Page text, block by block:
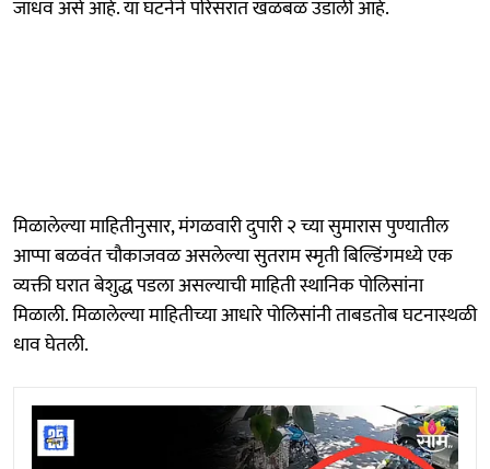
जाधव असे आहे. या घटनेने परिसरात खळबळ उडाली आहे.
मिळालेल्या माहितीनुसार, मंगळवारी दुपारी २ च्या सुमारास पुण्यातील
आप्पा बळवंत चौकाजवळ असलेल्या सुतराम स्मृती बिल्डिंगमध्ये एक
व्यक्ती घरात बेशुद्ध पडला असल्याची माहिती स्थानिक पोलिसांना
मिळाली. मिळालेल्या माहितीच्या आधारे पोलिसांनी ताबडतोब घटनास्थळी
धाव घेतली.